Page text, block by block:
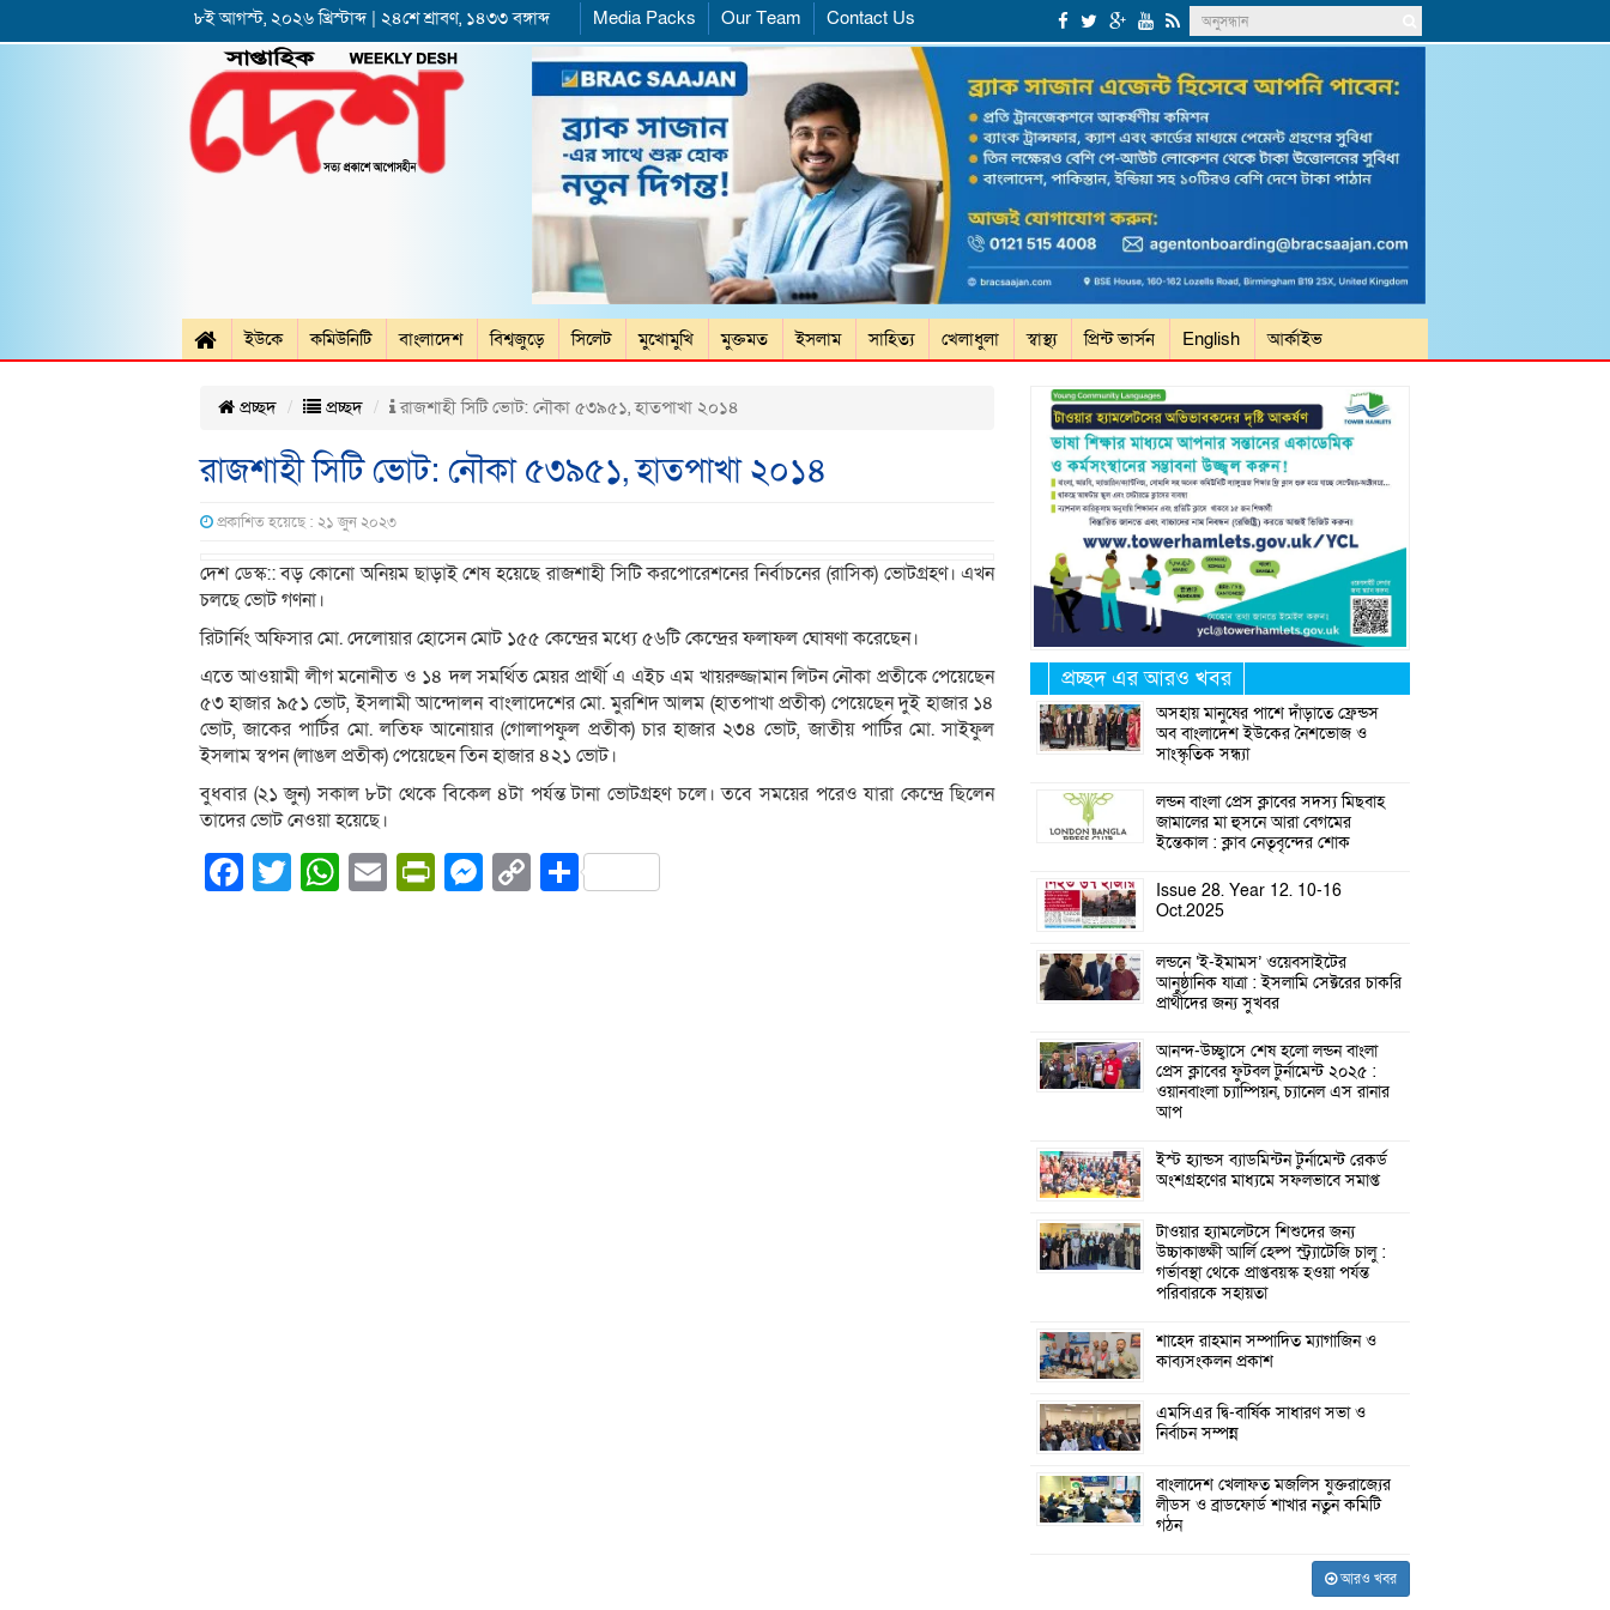
৮ই আগস্ট, ২০২৬ খ্রিস্টাব্দ | ২৪শে শ্রাবণ, ১৪৩৩ বঙ্গাব্দ Media Packs Our Team Contact Us
ইউকে কমিউনিটি বাংলাদেশ বিশ্বজুড়ে সিলেট মুখোমুখি মুক্তমত ইসলাম সাহিত্য খেলাধুলা স্বাস্থ্য প্রিন্ট ভার্সন English আর্কাইভ
প্রচ্ছদ প্রচ্ছদ রাজশাহী সিটি ভোট: নৌকা ৫৩৯৫১, হাতপাখা ২০১৪
রাজশাহী সিটি ভোট: নৌকা ৫৩৯৫১, হাতপাখা ২০১৪
প্রকাশিত হয়েছে : ২১ জুন ২০২৩
দেশ ডেস্ক:: বড় কোনো অনিয়ম ছাড়াই শেষ হয়েছে রাজশাহী সিটি করপোরেশনের নির্বাচনের (রাসিক) ভোটগ্রহণ। এখন
চলছে ভোট গণনা।
রিটার্নিং অফিসার মো. দেলোয়ার হোসেন মোট ১৫৫ কেন্দ্রের মধ্যে ৫৬টি কেন্দ্রের ফলাফল ঘোষণা করেছেন।
এতে আওয়ামী লীগ মনোনীত ও ১৪ দল সমর্থিত মেয়র প্রার্থী এ এইচ এম খায়রুজ্জামান লিটন নৌকা প্রতীকে পেয়েছেন
৫৩ হাজার ৯৫১ ভোট, ইসলামী আন্দোলন বাংলাদেশের মো. মুরশিদ আলম (হাতপাখা প্রতীক) পেয়েছেন দুই হাজার ১৪
ভোট, জাকের পার্টির মো. লতিফ আনোয়ার (গোলাপফুল প্রতীক) চার হাজার ২৩৪ ভোট, জাতীয় পার্টির মো. সাইফুল
ইসলাম স্বপন (লাঙল প্রতীক) পেয়েছেন তিন হাজার ৪২১ ভোট।
বুধবার (২১ জুন) সকাল ৮টা থেকে বিকেল ৪টা পর্যন্ত টানা ভোটগ্রহণ চলে। তবে সময়ের পরেও যারা কেন্দ্রে ছিলেন
তাদের ভোট নেওয়া হয়েছে।
Facebook
Twitter
WhatsApp
EmailPrintFriendly
Messenger
CopyShare
প্রচ্ছদ এর আরও খবর
অসহায় মানুষের পাশে দাঁড়াতে ফ্রেন্ডস
অব বাংলাদেশ ইউকের নৈশভোজ ও
সাংস্কৃতিক সন্ধ্যা
লন্ডন বাংলা প্রেস ক্লাবের সদস্য মিছবাহ
জামালের মা হুসনে আরা বেগমের
ইন্তেকাল : ক্লাব নেতৃবৃন্দের শোক
Issue 28. Year 12. 10-16
Oct.2025
লন্ডনে ‘ই-ইমামস’ ওয়েবসাইটের
আনুষ্ঠানিক যাত্রা : ইসলামি সেক্টরের চাকরি
প্রার্থীদের জন্য সুখবর
আনন্দ-উচ্ছ্বাসে শেষ হলো লন্ডন বাংলা
প্রেস ক্লাবের ফুটবল টুর্নামেন্ট ২০২৫ :
ওয়ানবাংলা চ্যাম্পিয়ন, চ্যানেল এস রানার
আপ
ইস্ট হ্যান্ডস ব্যাডমিন্টন টুর্নামেন্ট রেকর্ড
অংশগ্রহণের মাধ্যমে সফলভাবে সমাপ্ত
টাওয়ার হ্যামলেটসে শিশুদের জন্য
উচ্চাকাঙ্ক্ষী আর্লি হেল্প স্ট্র্যাটেজি চালু :
গর্ভাবস্থা থেকে প্রাপ্তবয়স্ক হওয়া পর্যন্ত
পরিবারকে সহায়তা
শাহেদ রাহমান সম্পাদিত ম্যাগাজিন ও
কাব্যসংকলন প্রকাশ
এমসিএর দ্বি-বার্ষিক সাধারণ সভা ও
নির্বাচন সম্পন্ন
বাংলাদেশ খেলাফত মজলিস যুক্তরাজ্যের
লীডস ও ব্রাডফোর্ড শাখার নতুন কমিটি
গঠন
আরও খবর